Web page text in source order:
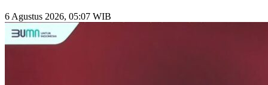
6 Agustus 2026, 05:07 WIB